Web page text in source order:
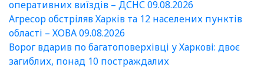
оперативних виїздів – ДСНС 09.08.2026
Агресор обстріляв Харків та 12 населених пунктів
області – ХОВА 09.08.2026
Ворог вдарив по багатоповерхівці у Харкові: двоє
загиблих, понад 10 постраждалих